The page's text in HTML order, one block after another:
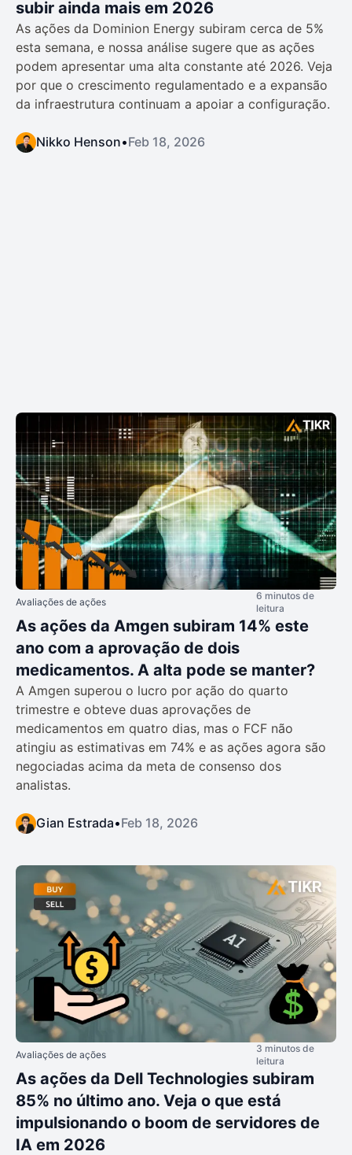
subir ainda mais em 2026
As ações da Dominion Energy subiram cerca de 5%
esta semana, e nossa análise sugere que as ações
podem apresentar uma alta constante até 2026. Veja
por que o crescimento regulamentado e a expansão
da infraestrutura continuam a apoiar a configuração.
Nikko Henson•Feb 18, 2026
Avaliações de ações
6 minutos de
leitura
As ações da Amgen subiram 14% este
ano com a aprovação de dois
medicamentos. A alta pode se manter?
A Amgen superou o lucro por ação do quarto
trimestre e obteve duas aprovações de
medicamentos em quatro dias, mas o FCF não
atingiu as estimativas em 74% e as ações agora são
negociadas acima da meta de consenso dos
analistas.
Gian Estrada•Feb 18, 2026
Avaliações de ações
3 minutos de
leitura
As ações da Dell Technologies subiram
85% no último ano. Veja o que está
impulsionando o boom de servidores de
IA em 2026